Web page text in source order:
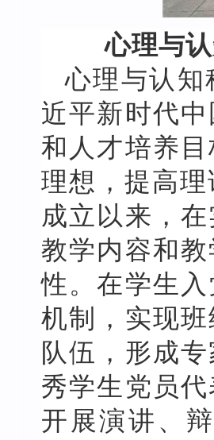
心理与
心理与认知
近平新时代
和人才培养
理想，提高
成立以来，
教学内容和
性。在学生
机制，实现
队伍，形成
秀学生党员
开展演讲、